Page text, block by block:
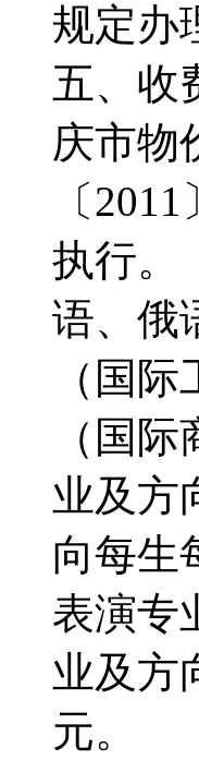
规定
五、
庆市物
〔
执行
语、
（国
（国
业及
向每
表演
业及方
元。